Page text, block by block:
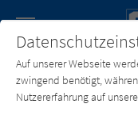
SUCHE
Auf unserer Webseite
zwingend benötigt,
Nutzererfahrung auf